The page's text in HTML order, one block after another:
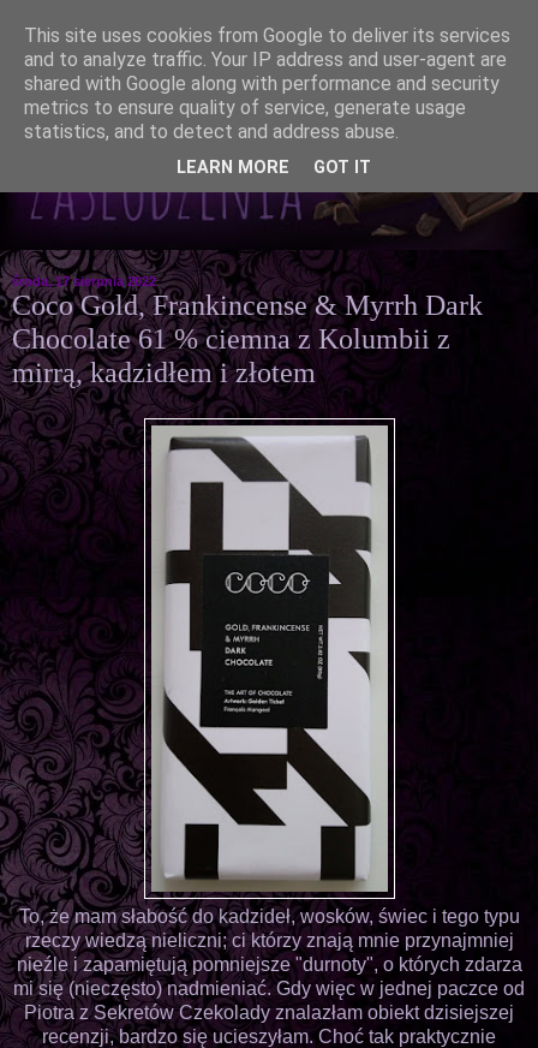
środa, 17 sierpnia 2022
Coco Gold, Frankincense & Myrrh Dark
Chocolate 61 % ciemna z Kolumbii z
mirrą, kadzidłem i złotem
To, że mam słabość do kadzideł, wosków, świec i tego typu
rzeczy wiedzą nieliczni; ci którzy znają mnie przynajmniej
nieźle i zapamiętują pomniejsze "durnoty", o których zdarza
mi się (nieczęsto) nadmieniać. Gdy więc w jednej paczce od
Piotra z Sekretów Czekolady znalazłam obiekt dzisiejszej
recenzji, bardzo się ucieszyłam. Choć tak praktycznie
This site uses cookies from Google to deliver its services
and to analyze traffic. Your IP address and user-agent are
shared with Google along with performance and security
metrics to ensure quality of service, generate usage
statistics, and to detect and address abuse.
LEARN MORE GOT IT